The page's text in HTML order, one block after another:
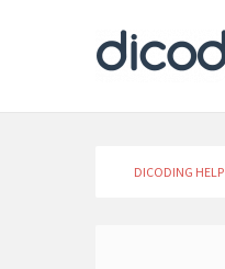
DICODING HELP